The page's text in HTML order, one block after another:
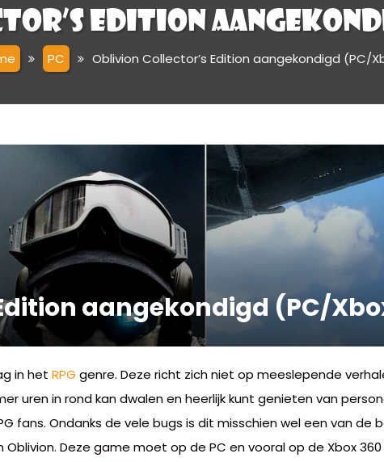
Edition
PC Oblivion Collector’s Edition aangekondigd (PC/
aangekondigd (PC/
in het RPG genre. Deze richt zich niet op meeslepende
uren in rond kan dwalen en heerlijk kunt genieten van
fans. Ondanks de vele bugs is dit misschien wel een van
Deze game moet op de PC en vooral op de Xbox